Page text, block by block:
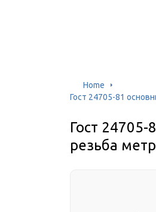
Home
Гост 24705-81
Гост
резьба